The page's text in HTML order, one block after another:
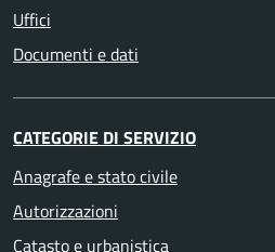
Uffici
Documenti e dati
CATEGORIE DI SERVIZIO
Anagrafe e stato civile
Autorizzazioni
Catasto e urbanistica